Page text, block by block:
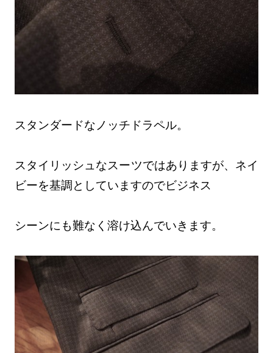
スタンダードなノッチドラペル。
スタイリッシュなスーツではありますが、ネイ
ビーを基調としていますのでビジネス
シーンにも難なく溶け込んでいきます。